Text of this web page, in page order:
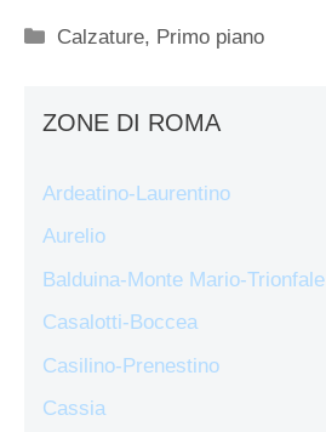
Categorie
Calzature, Primo piano
ZONE DI ROMA
Ardeatino-Laurentino
Aurelio
Balduina-Monte Mario-Trionfale
Casalotti-Boccea
Casilino-Prenestino
Cassia